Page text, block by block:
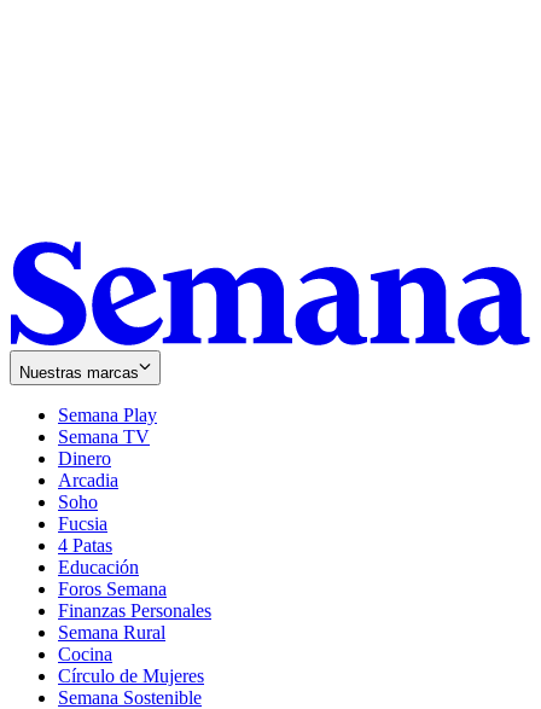
Nuestras marcas
Semana Play
Semana TV
Dinero
Arcadia
Soho
in
new
window
Fucsia
in
new
window
4 Patas
Educación
Foros Semana
Finanzas Personales
Semana Rural
Cocina
Círculo de Mujeres
Semana Sostenible